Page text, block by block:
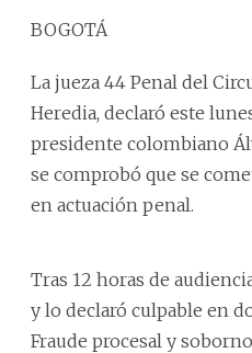
BOGOTÁ
La jueza 44 Penal del
Heredia, declaró este
presidente colombiano
se comprobó que se
en actuación penal.
Tras 12 horas de
y lo declaró culpable en
Fraude procesal y